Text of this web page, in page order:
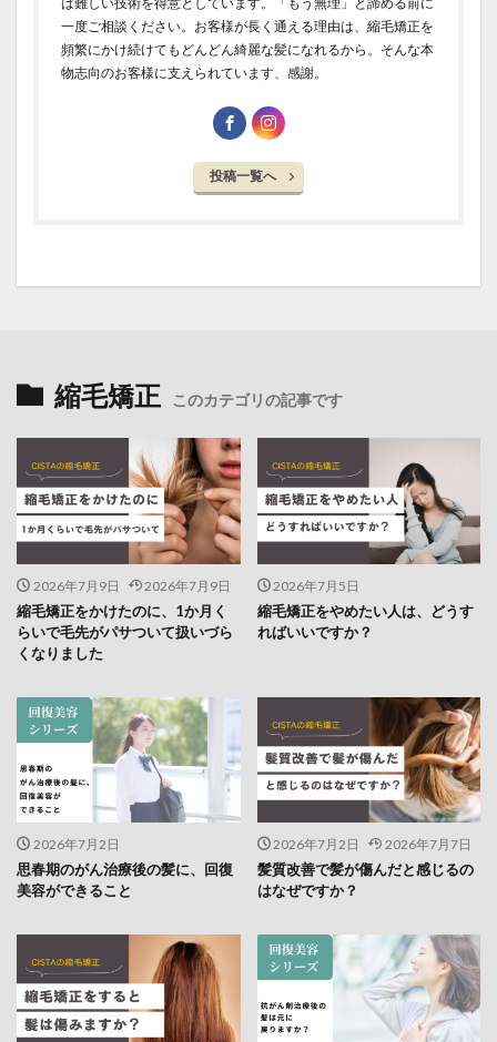
一度ご相談ください。お客様が長く通える理由は、縮毛矯正を
頻繁にかけ続けてもどんどん綺麗な髪になれるから。そんな本
物志向のお客様に支えられています、感謝。
投稿一覧へ
縮毛矯正 このカテゴリの記事です
2026年7月9日 2026年7月9日
縮毛矯正をかけたのに、1か月く
らいで毛先がパサついて扱いづら
くなりました
2026年7月5日
縮毛矯正をやめたい人は、どうす
ればいいですか？
2026年7月2日
思春期のがん治療後の髪に、回復
美容ができること
2026年7月2日 2026年7月7日
髪質改善で髪が傷んだと感じるの
はなぜですか？